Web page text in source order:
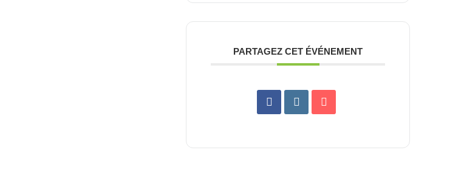
PARTAGEZ CET ÉVÉNEMENT